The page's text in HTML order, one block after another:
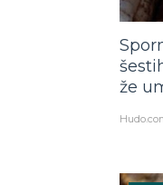
že